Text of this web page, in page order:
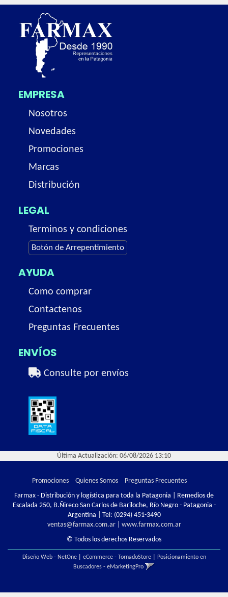
EMPRESA
Nosotros
Novedades
Promociones
Marcas
Distribución
LEGAL
Terminos y condiciones
Botón de Arrepentimiento
AYUDA
Como comprar
Contactenos
Preguntas Frecuentes
ENVÍOS
Consulte por envíos
Última Actualización: 06/08/2026 13:10
Promociones Quienes Somos
Preguntas Frecuentes
Farmax - Distribución y logística para toda la Patagonia | Remedios de
Escalada 250, B.Ñireco San Carlos de Bariloche, Río Negro - Patagonia -
Argentina | Tel: (0294) 451-3490
ventas@farmax.com.ar| www.farmax.com.ar
© Todos los derechos Reservados
Diseño Web - NetOne| eCommerce - TornadoStore|
Posicionamiento en
Buscadores - eMarketingPro